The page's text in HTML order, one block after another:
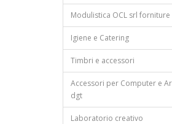
Modulistica OCL srl
Igiene e Catering
Timbri e accessori
Accessori per Computer e
dgt
Laboratorio creativo